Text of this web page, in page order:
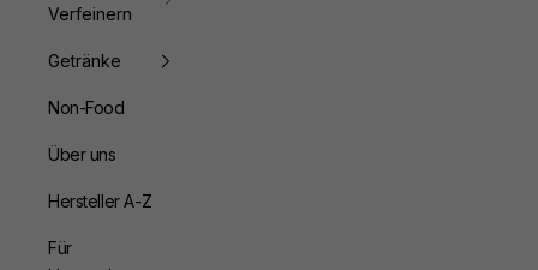
Verfeinern
Getränke
Non-Food
Über uns
Hersteller A-Z
Für